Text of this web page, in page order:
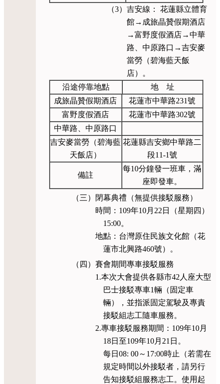
（3）吉安線： 花蓮縣立體育
館→成旅晶贊假期酒店
→富野度假酒店→中華
路、中原路口→吉安麥
當勞（碧海藍天飯
店）。
沿途停靠地點
地 址
成旅晶贊假期酒店
花蓮市中華路231號
富野度假酒店
花蓮市中華路302號
中華路、中原路口
吉安麥當勞（碧海藍
天飯店）
花蓮縣吉安鄉中華路二
段11-1號
備註
每10分鐘發一班車，滿
座即發車。
（三）閉幕典禮（無提供接駁服務）
時間：109年10月22日（星期四）
15:00。
地點：台灣原住民族文化館（花
蓮市北興路460號）。
（四）賽會期間專車接駁服務
1.本次大會提供各縣市42人座大型
巴士接駁專車1輛（固定車
輛），並指派固定駕駛及專責
接駁組志工隨車服務。
2.專車接駁服務期間：109年10月
18日至109年10月21日。
每日08: 00～17:00時止（若需在
規定時間以外接駁者，請另行
告知接駁組服務志工。使用起